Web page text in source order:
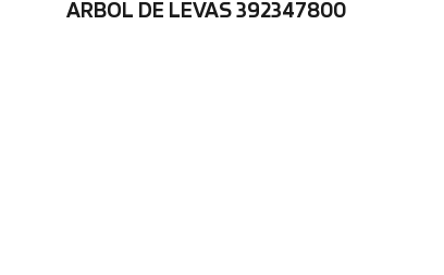
ARBOL DE LEVAS 392347800